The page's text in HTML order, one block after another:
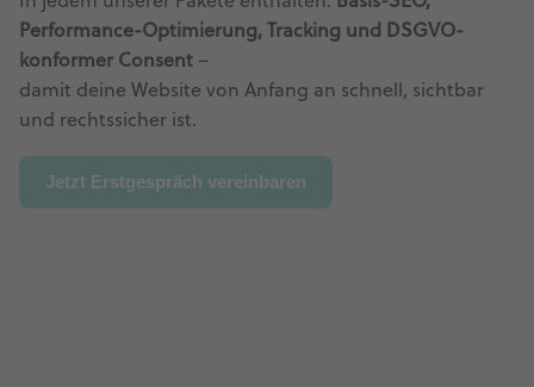
Performance-Optimierung, Tracking und DSGVO-
konformer Consent –
damit deine Website von Anfang an schnell, sichtbar
und rechtssicher ist.
Jetzt Erstgespräch vereinbaren